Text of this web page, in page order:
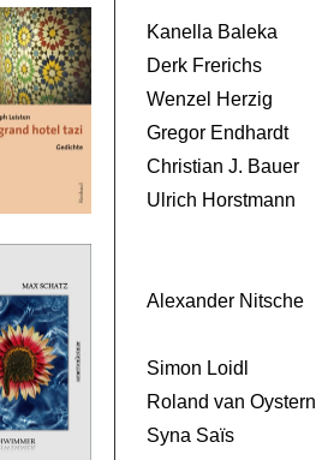
Kanella Baleka
Derk Frerichs
Wenzel Herzig
Gregor Endhardt
Christian J. Bauer
Ulrich Horstmann
Alexander Nitsche
Simon Loidl
Roland van Oystern
Syna Saïs